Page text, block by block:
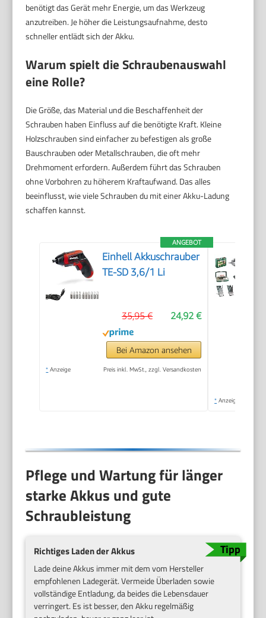
benötigt das Gerät mehr Energie, um das Werkzeug
anzutreiben. Je höher die Leistungsaufnahme, desto
schneller entlädt sich der Akku.
Warum spielt die Schraubenauswahl
eine Rolle?
Die Größe, das Material und die Beschaffenheit der
Schrauben haben Einfluss auf die benötigte Kraft. Kleine
Holzschrauben sind einfacher zu befestigen als große
Bauschrauben oder Metallschrauben, die oft mehr
Drehmoment erfordern. Außerdem führt das Schrauben
ohne Vorbohren zu höherem Kraftaufwand. Das alles
beeinflusst, wie viele Schrauben du mit einer Akku-Ladung
schaffen kannst.
ANGEBOT
Einhell Akkuschrauber
TE-SD 3,6/1 Li
24,92 €
35,95 €
Bei Amazon ansehen
* Anzeige Preis inkl. MwSt., zzgl. Versandkosten
* Anzeige
Pflege und Wartung für länger
starke Akkus und gute
Schraubleistung
Richtiges Laden der Akkus
Lade deine Akkus immer mit dem vom Hersteller
empfohlenen Ladegerät. Vermeide Überladen sowie
vollständige Entladung, da beides die Lebensdauer
verringert. Es ist besser, den Akku regelmäßig